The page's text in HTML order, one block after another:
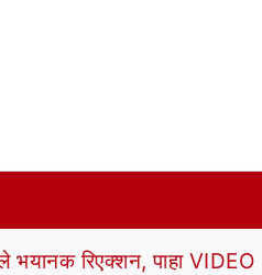
रिएक्शन, पाहा VIDEO